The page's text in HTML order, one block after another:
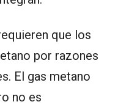
que los
por razones
El gas metano
no es